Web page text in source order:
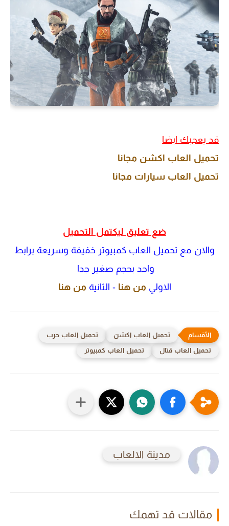
قد يعجبك ايضا
تحميل العاب اكشن مجانا
تحميل العاب سيارات مجانا
ضع تعليق ليكتمل التحميل
والان مع تحميل العاب كمبيوتر خفيفة وسريعة برابط
واحد بحجم صغير جدا
الاولي من هنا - الثانية من هنا
تحميل العاب اكشن
تحميل العاب حرب
تحميل العاب قتال
تحميل العاب كمبيوتر
مدينة الالعاب
مقالات قد تهمك